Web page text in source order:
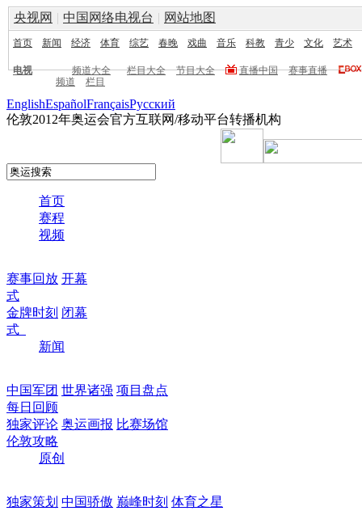
央视网 | 中国网络电视台 | 网站地图
首页 新闻 经济 体育 综艺 春晚 戏曲 音乐 科教 青少 文化 艺术
电视 频道大全 栏目大全 节目大全 直播中国
赛事直播
频道
栏目
EnglishEspañolFrançaisPусский
伦敦2012年奥运会官方互联网/移动平台转播机构
首页
赛程
视频
赛事回放 开幕
式
金牌时刻 闭幕
式
新闻
中国军团 世界诸强 项目盘点
每日回顾
独家评论 奥运画报 比赛场馆
伦敦攻略
原创
独家策划 中国骄傲 巅峰时刻 体育之星